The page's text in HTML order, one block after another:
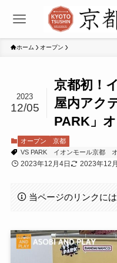
ホーム オープン
京都初！
屋内アク
PARK」
2023
12/05
オープン
京都
VS PARK
イオンモール京都
2023年12月4日 2023年12
当ページのリンクに